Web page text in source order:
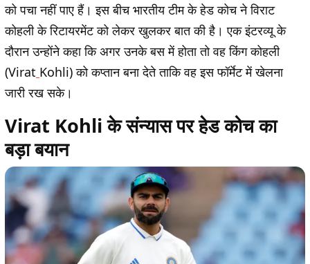
को पचा नहीं पाए हैं। इस बीच भारतीय टीम के हेड कोच ने विराट
कोहली के रिटायरमेंट को लेकर खुलकर बात की है। एक इंटरव्यू के
दौरान उन्होंने कहा कि अगर उनके बस में होता तो वह किंग कोहली
(Virat Kohli) को कप्तान बना देते ताकि वह इस फॉर्मेट में खेलना
जारी रख सके।
Virat Kohli के संन्यास पर हेड कोच का
बड़ा बयान